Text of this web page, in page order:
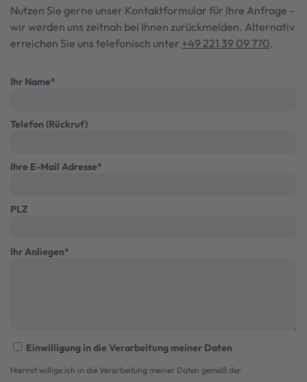
Nutzen Sie gerne unser Kontaktformular für Ihre Anfrage –
wir werden uns zeitnah bei Ihnen zurückmelden. Alternativ
erreichen Sie uns telefonisch unter +49 221 39 09 770.
Ihr Name*
Telefon (Rückruf)
Ihre E-Mail Adresse*
PLZ
Ihr Anliegen*
Einwilligung in die Verarbeitung meiner Daten
Hiermit willige ich in die Verarbeitung meiner Daten gemäß der